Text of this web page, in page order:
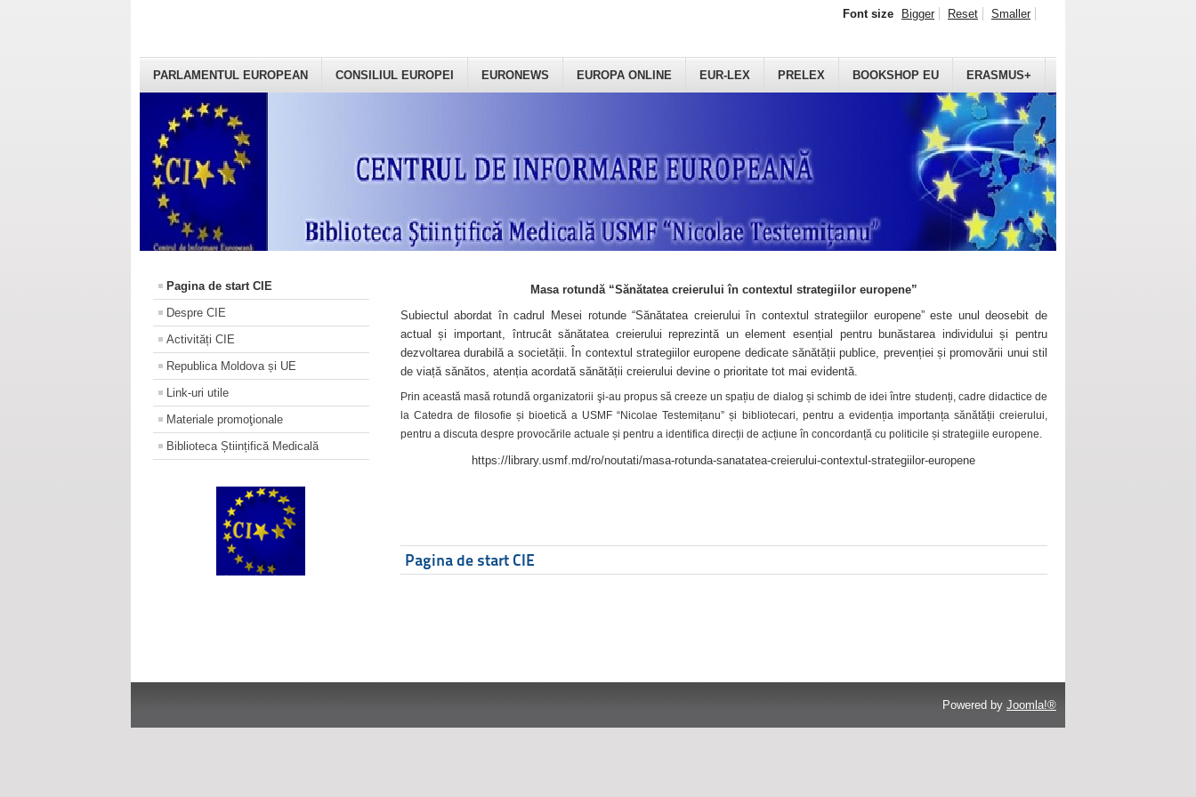
PARLAMENTUL EUROPEAN CONSILIUL EUROPEI EURONEWS EUROPA ONLINE EUR-LEX PRELEX BOOKSHOP EU ERASMUS+
Font size Bigger Reset Smaller
Pagina de start CIE
Despre CIE
Activități CIE
Republica Moldova și UE
Link-uri utile
Materiale promoţionale
Biblioteca Științifică Medicală
Masa rotundă “Sănătatea creierului în contextul strategiilor europene”
Subiectul abordat în cadrul Mesei rotunde “Sănătatea creierului în contextul strategiilor europene” este unul deosebit de
actual și important, întrucât sănătatea creierului reprezintă un element esențial pentru bunăstarea individului și pentru
dezvoltarea durabilă a societății. În contextul strategiilor europene dedicate sănătății publice, prevenției și promovării unui stil
de viață sănătos, atenția acordată sănătății creierului devine o prioritate tot mai evidentă.
Prin această masă rotundă organizatorii şi-au propus să creeze un spațiu de dialog și schimb de idei între studenți, cadre didactice de
la Catedra de filosofie și bioetică a USMF “Nicolae Testemițanu” și bibliotecari, pentru a evidenția importanța sănătății creierului,
pentru a discuta despre provocările actuale și pentru a identifica direcții de acțiune în concordanță cu politicile și strategiile europene.
https://library.usmf.md/ro/noutati/masa-rotunda-sanatatea-creierului-contextul-strategiilor-europene
Pagina de start CIE
Powered by Joomla!®